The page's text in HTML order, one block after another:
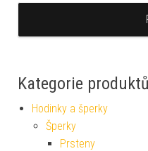
Kategorie produktů
Hodinky a šperky
Šperky
Prsteny